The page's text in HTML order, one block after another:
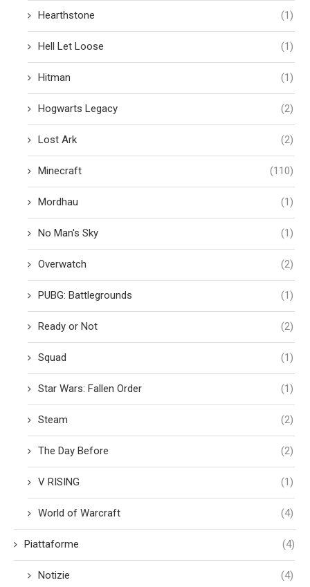
Hearthstone (1)
Hell Let Loose (1)
Hitman (1)
Hogwarts Legacy (2)
Lost Ark (2)
Minecraft (110)
Mordhau (1)
No Man's Sky (1)
Overwatch (2)
PUBG: Battlegrounds (1)
Ready or Not (2)
Squad (1)
Star Wars: Fallen Order (1)
Steam (2)
The Day Before (2)
V RISING (1)
World of Warcraft (4)
Piattaforme (4)
Notizie (4)